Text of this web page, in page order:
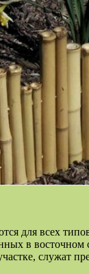
для всех
в
служат